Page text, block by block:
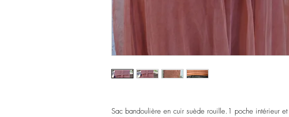
Sac bandoulière en cuir suède rouille.1 poche intérieur